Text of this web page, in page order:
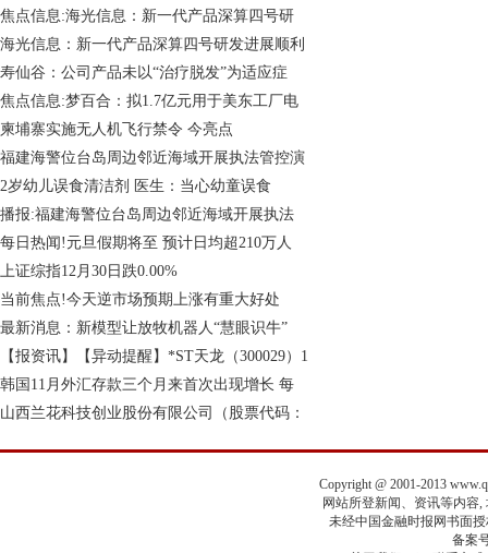
焦点信息:海光信息：新一代产品深算四号研
海光信息：新一代产品深算四号研发进展顺利
寿仙谷：公司产品未以“治疗脱发”为适应症
焦点信息:梦百合：拟1.7亿元用于美东工厂电
柬埔寨实施无人机飞行禁令 今亮点
福建海警位台岛周边邻近海域开展执法管控演
2岁幼儿误食清洁剂 医生：当心幼童误食
播报:福建海警位台岛周边邻近海域开展执法
每日热闻!元旦假期将至 预计日均超210万人
上证综指12月30日跌0.00%
当前焦点!今天逆市场预期上涨有重大好处
最新消息：新模型让放牧机器人“慧眼识牛”
【报资讯】【异动提醒】*ST天龙（300029）1
韩国11月外汇存款三个月来首次出现增长 每
山西兰花科技创业股份有限公司（股票代码：
Copyright @ 2001-2013
网站所登新闻、资讯等内容,
未经中国金融时报网书面授
备案